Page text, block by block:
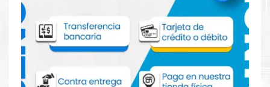
Aprovecha nuestra experiencia y atención para adquirir tus
productos. Tenemos promociones todos los dias. Escríbenos o
visítanos hoy para encontrar la solución perfecta para tu
impresora
Xerox, como el
Toner Xerox 006R01826 Magenta
para impresoras C7120 C7125 C7130.